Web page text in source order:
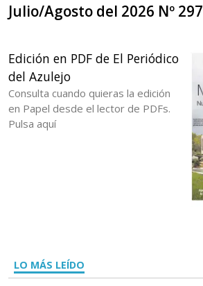
Julio/Agosto del 2026 Nº 297
Edición en PDF de El Periódico
del Azulejo
Consulta cuando quieras la edición
en Papel desde el lector de PDFs.
Pulsa aquí
LO MÁS LEÍDO